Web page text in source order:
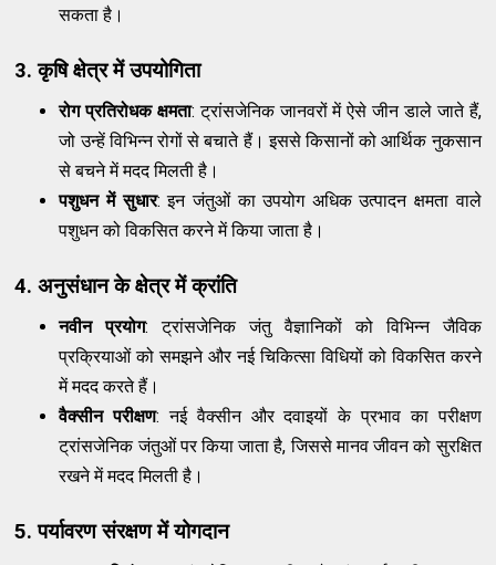
सकता है।
3. कृषि क्षेत्र में उपयोगिता
रोग प्रतिरोधक क्षमता: ट्रांसजेनिक जानवरों में ऐसे जीन डाले जाते हैं,
जो उन्हें विभिन्न रोगों से बचाते हैं। इससे किसानों को आर्थिक नुकसान
से बचने में मदद मिलती है।
पशुधन में सुधार: इन जंतुओं का उपयोग अधिक उत्पादन क्षमता वाले
पशुधन को विकसित करने में किया जाता है।
4. अनुसंधान के क्षेत्र में क्रांति
नवीन प्रयोग: ट्रांसजेनिक जंतु वैज्ञानिकों को विभिन्न जैविक
प्रक्रियाओं को समझने और नई चिकित्सा विधियों को विकसित करने
में मदद करते हैं।
वैक्सीन परीक्षण: नई वैक्सीन और दवाइयों के प्रभाव का परीक्षण
ट्रांसजेनिक जंतुओं पर किया जाता है, जिससे मानव जीवन को सुरक्षित
रखने में मदद मिलती है।
5. पर्यावरण संरक्षण में योगदान